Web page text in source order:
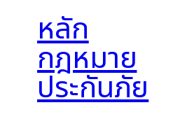
หลัก
กฎหมาย
ประกันภัย